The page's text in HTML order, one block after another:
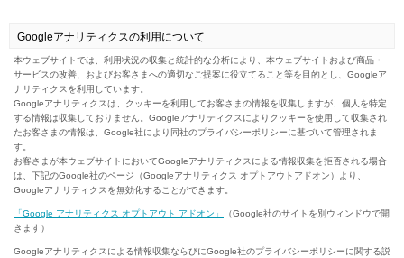
Googleアナリティクスの利用について
本ウェブサイトでは、利用状況の収集と統計的な分析により、本ウェブサイトおよび商品・
サービスの改善、およびお客さまへの適切なご提案に役立てること等を目的とし、Googleア
ナリティクスを利用しています。
Googleアナリティクスは、クッキーを利用してお客さまの情報を収集しますが、個人を特定
する情報は収集しておりません。Googleアナリティクスによりクッキーを使用して収集され
たお客さまの情報は、Google社により同社のプライバシーポリシーに基づいて管理されま
す。
お客さまが本ウェブサイトにおいてGoogleアナリティクスによる情報収集を拒否される場合
は、下記のGoogle社のページ（Googleアナリティクス オプトアウトアドオン）より、
Googleアナリティクスを無効化することができます。
「Google アナリティクス オプトアウト アドオン」
（Google社のサイトを別ウィンドウで開
きます）
Googleアナリティクスによる情報収集ならびにGoogle社のプライバシーポリシーに関する説